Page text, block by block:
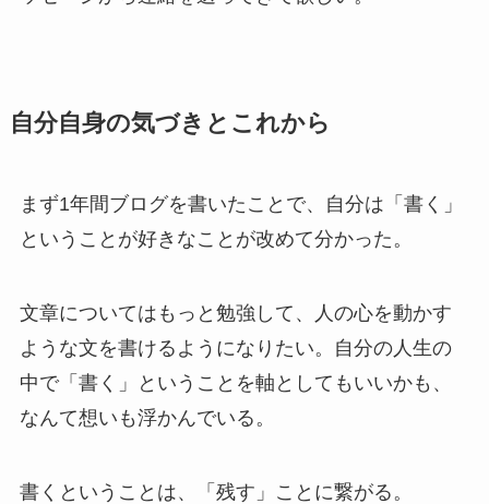
自分自身の気づきとこれから
まず1年間ブログを書いたことで、自分は「書く」
ということが好きなことが改めて分かった。
文章についてはもっと勉強して、人の心を動かす
ような文を書けるようになりたい。自分の人生の
中で「書く」ということを軸としてもいいかも、
なんて想いも浮かんでいる。
書くということは、「残す」ことに繋がる。